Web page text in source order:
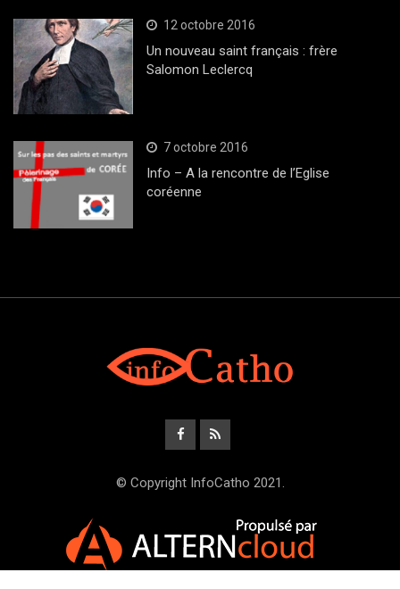
12 octobre 2016
Un nouveau saint français : frère
Salomon Leclercq
7 octobre 2016
Info – A la rencontre de l’Eglise
coréenne
© Copyright InfoCatho 2021.